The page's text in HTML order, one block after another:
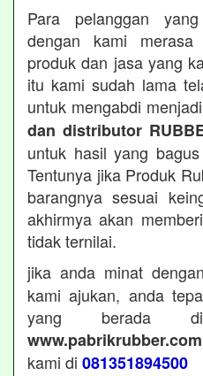
Para pelanggan
dengan kami
produk dan jasa yang
itu kami sudah lama
untuk mengabdi menjadi
dan distributor
untuk hasil yang
Tentunya jika Produk
barangnya sesuai
akhirmya akan
tidak ternilai.
jika anda minat dengan
kami ajukan, anda
yang berada
www.pabrikrubber.com
kami di 081351894500